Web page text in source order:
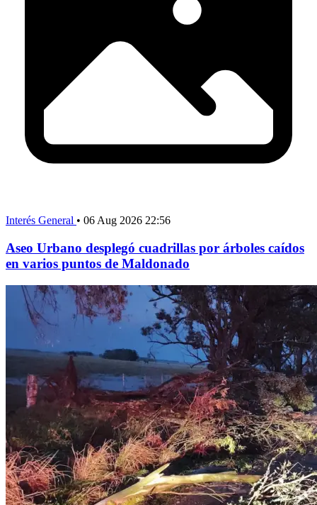
Interés General • 06 Aug 2026 22:56
Aseo Urbano desplegó cuadrillas por árboles caídos
en varios puntos de Maldonado